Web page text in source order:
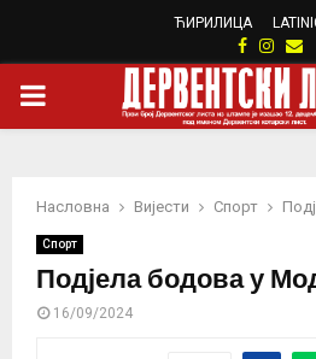
ЋИРИЛИЦА
Facebook
PRIMARY
Насловна Вијести Спорт
Спорт
Подјела бодова у
16/09/2024